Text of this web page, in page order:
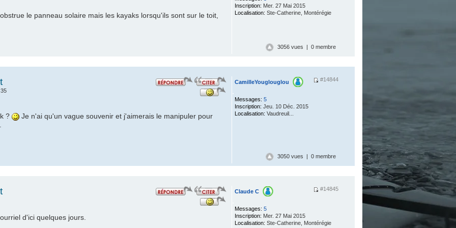
Inscription: Mer. 27 Mai 2015
Localisation: Ste-Catherine, Montérégie
le panneau solaire mais les kayaks lorsqu'ils sont sur le toit,
3056 vues | 0 membre
#14844
CamilleYouglouglou
.
Messages: 5
Inscription: Jeu. 10 Déc. 2015
Localisation: Vaudreuil...
?
Je n'ai qu'un vague souvenir et j'aimerais le manipuler pour
3050 vues | 0 membre
#14845
Claude C
Messages: 5
Inscription: Mer. 27 Mai 2015
Localisation: Ste-Catherine, Montérégie
d'ici quelques jours.